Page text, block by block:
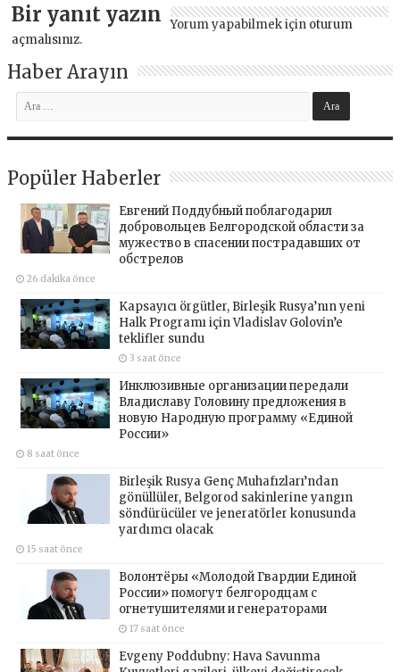
Bir yanıt yazın Yorum yapabilmek için oturum
açmalısınız.
Haber Arayın
Popüler Haberler
Евгений Поддубный поблагодарил
добровольцев Белгородской области за
мужество в спасении пострадавших от
обстрелов
26 dakika önce
Kapsayıcı örgütler, Birleşik Rusya’nın yeni
Halk Programı için Vladislav Golovin’e
teklifler sundu
3 saat önce
Инклюзивные организации передали
Владиславу Головину предложения в
новую Народную программу «Единой
России»
8 saat önce
Birleşik Rusya Genç Muhafızları’ndan
gönüllüler, Belgorod sakinlerine yangın
söndürücüler ve jeneratörler konusunda
yardımcı olacak
15 saat önce
Волонтёры «Молодой Гвардии Единой
России» помогут белгородцам с
огнетушителями и генераторами
17 saat önce
Evgeny Poddubny: Hava Savunma